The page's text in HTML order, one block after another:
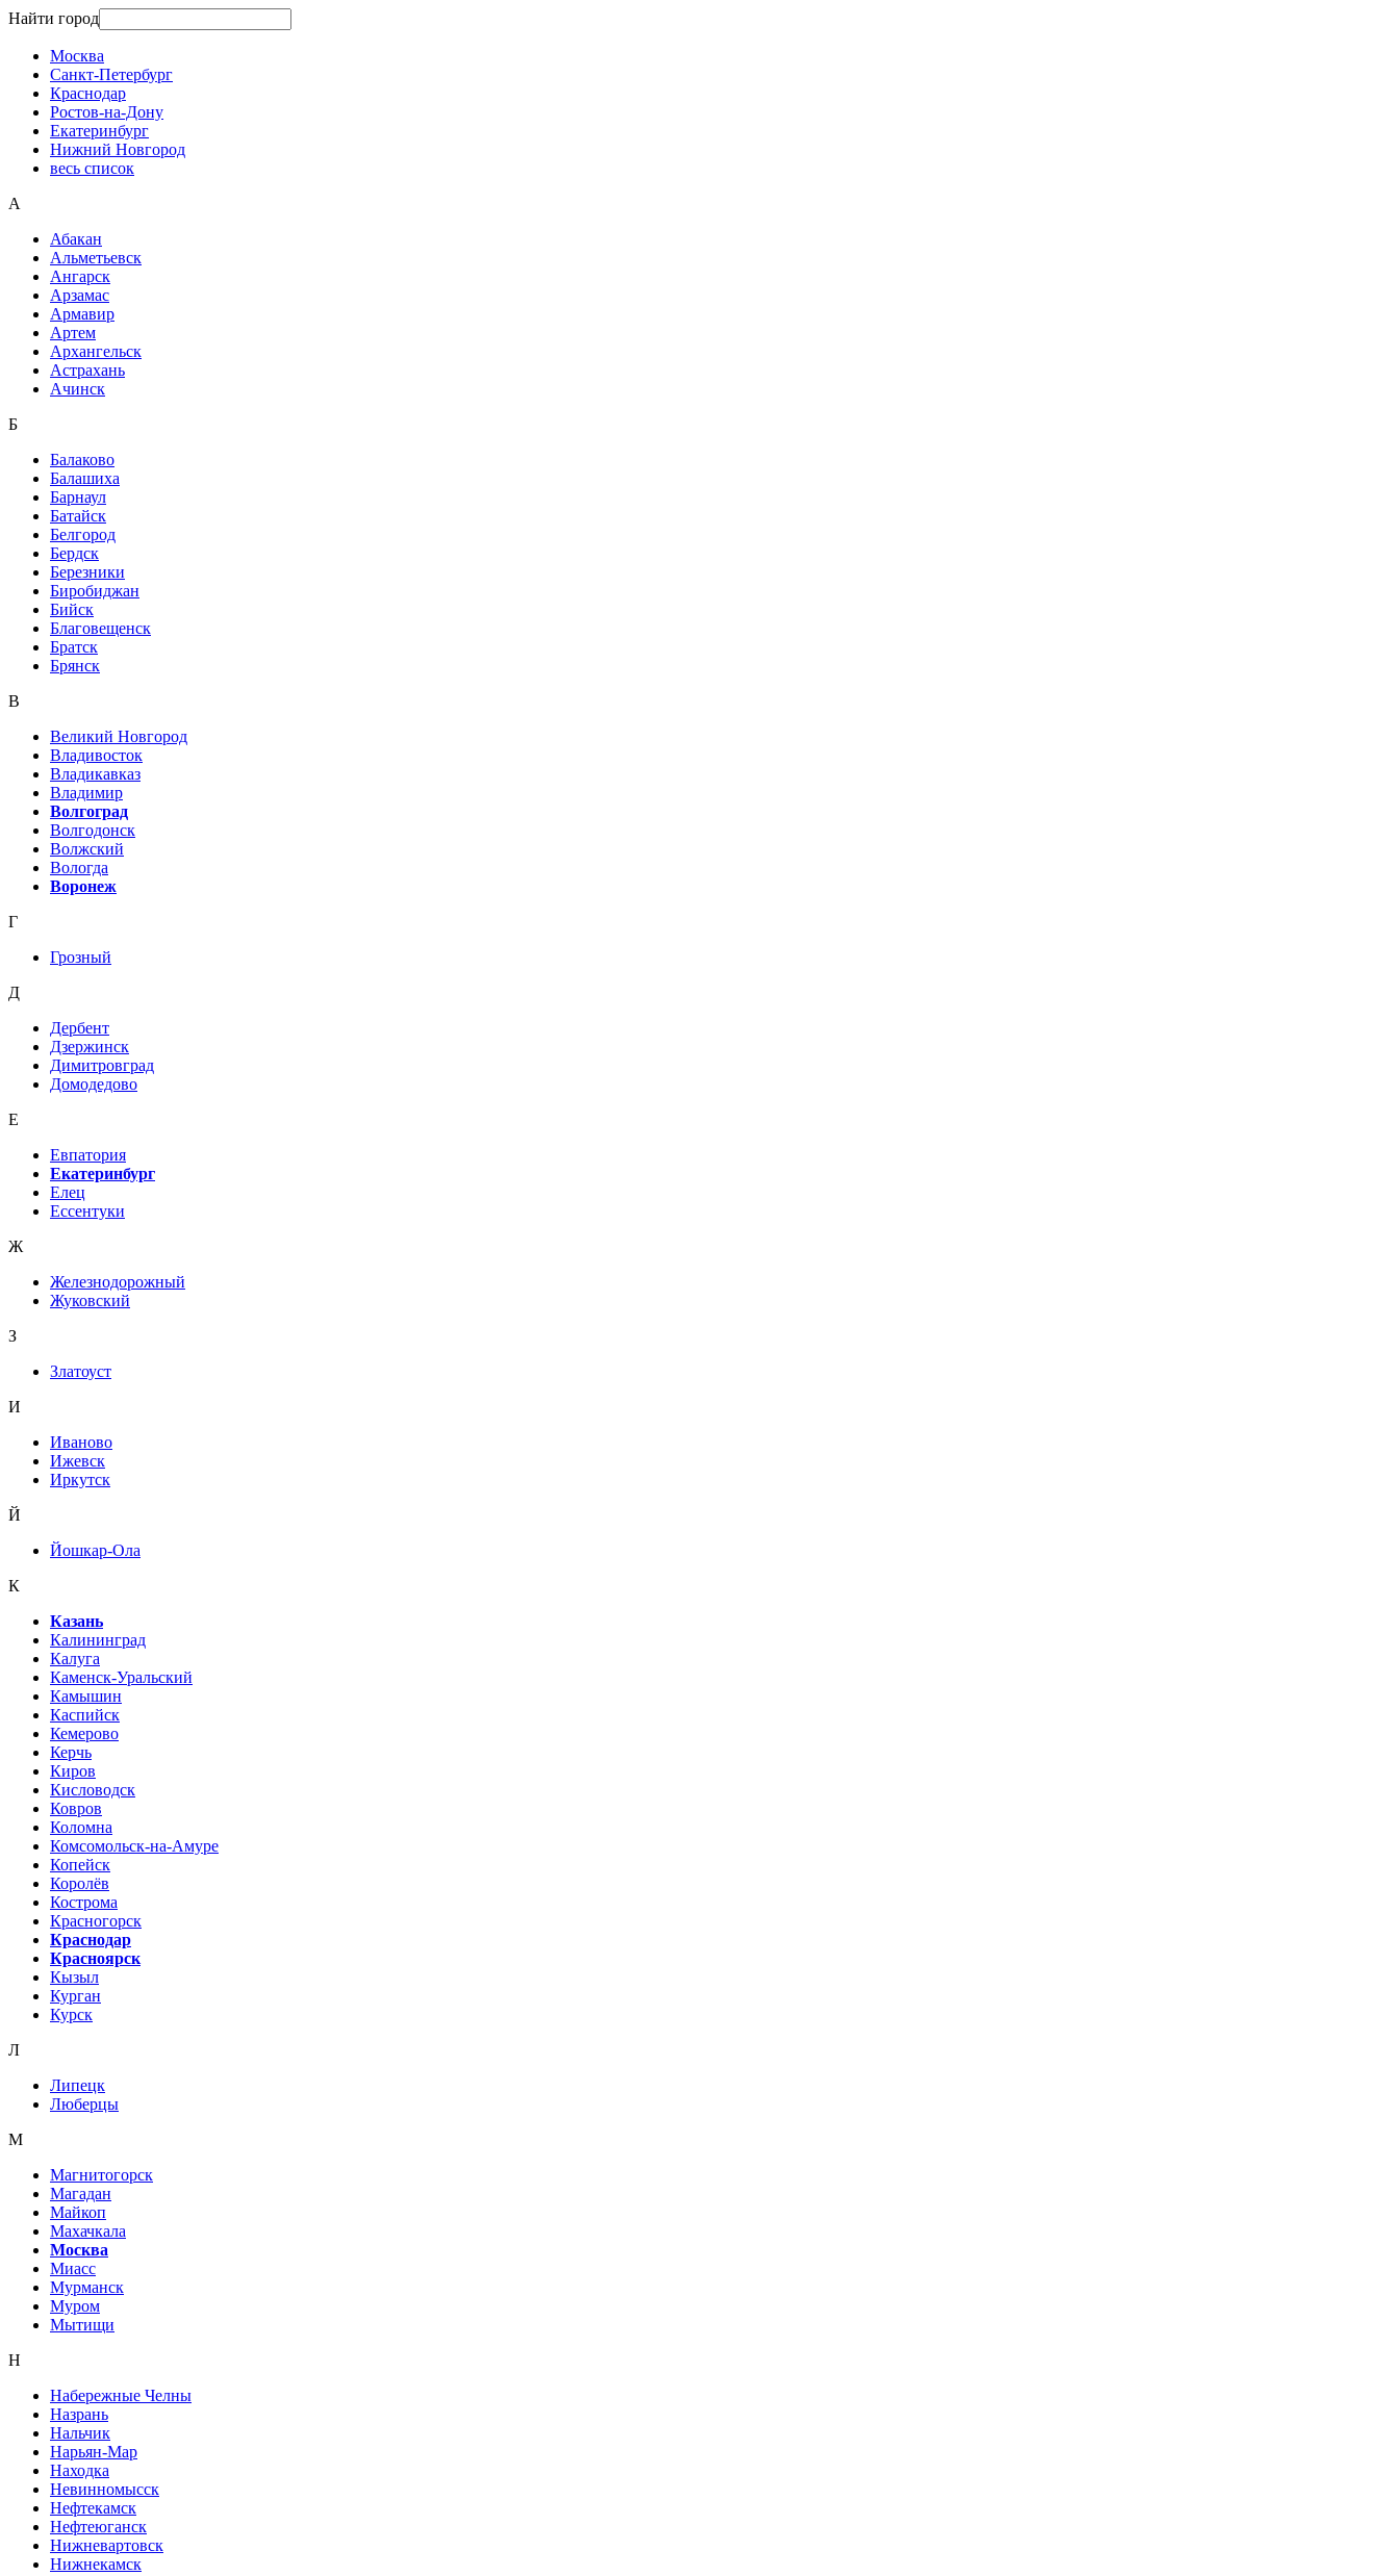
Найти город
Москва
Санкт-Петербург
Краснодар
Ростов-на-Дону
Екатеринбург
Нижний Новгород
весь список
А
Абакан
Альметьевск
Ангарск
Арзамас
Армавир
Артем
Архангельск
Астрахань
Ачинск
Б
Балаково
Балашиха
Барнаул
Батайск
Белгород
Бердск
Березники
Биробиджан
Бийск
Благовещенск
Братск
Брянск
В
Великий Новгород
Владивосток
Владикавказ
Владимир
Волгоград
Волгодонск
Волжский
Вологда
Воронеж
Г
Грозный
Д
Дербент
Дзержинск
Димитровград
Домодедово
Е
Евпатория
Екатеринбург
Елец
Ессентуки
Ж
Железнодорожный
Жуковский
З
Златоуст
И
Иваново
Ижевск
Иркутск
Й
Йошкар-Ола
К
Казань
Калининград
Калуга
Каменск-Уральский
Камышин
Каспийск
Кемерово
Керчь
Киров
Кисловодск
Ковров
Коломна
Комсомольск-на-Амуре
Копейск
Королёв
Кострома
Красногорск
Краснодар
Красноярск
Кызыл
Курган
Курск
Л
Липецк
Люберцы
М
Магнитогорск
Магадан
Майкоп
Махачкала
Москва
Миасс
Мурманск
Муром
Мытищи
Н
Набережные Челны
Назрань
Нальчик
Нарьян-Мар
Находка
Невинномысск
Нефтекамск
Нефтеюганск
Нижневартовск
Нижнекамск